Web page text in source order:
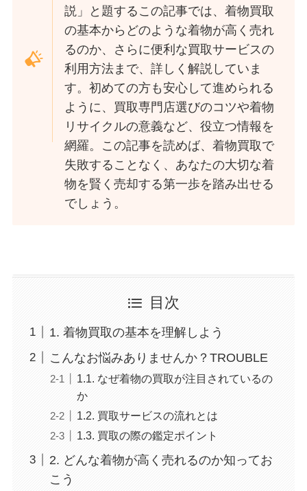
説」と題するこの記事では、着物買取
の基本からどのような着物が高く売れ
るのか、さらに便利な買取サービスの
利用方法まで、詳しく解説していま
す。初めての方も安心して進められる
ように、買取専門店選びのコツや着物
リサイクルの意義など、役立つ情報を
網羅。この記事を読めば、着物買取で
失敗することなく、あなたの大切な着
物を賢く売却する第一歩を踏み出せる
でしょう。
目次
1. 着物買取の基本を理解しよう
こんなお悩みありませんか？TROUBLE
1.1. なぜ着物の買取が注目されているの
か
1.2. 買取サービスの流れとは
1.3. 買取の際の鑑定ポイント
2. どんな着物が高く売れるのか知ってお
こう